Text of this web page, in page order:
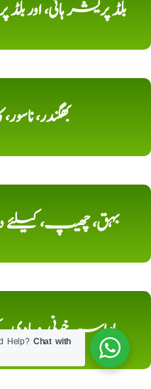
بلڈ پریشر ہائی، اور
بھگندر،
بہق، چھیپ،
بواسیر خونی, و
Help?Chat with